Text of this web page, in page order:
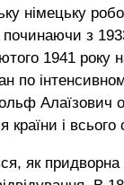
німецьку
з
1941 року
по
Алаїзович
і всього
як